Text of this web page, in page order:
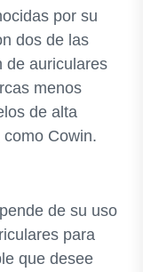
por su
dos de las
de auriculares
menos
de alta
Cowin.
de su uso
para
que desee